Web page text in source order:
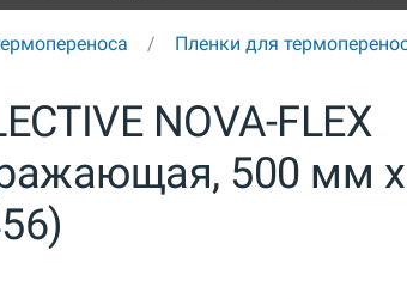
Пленки для
NOVA-FLEX
500 мм x